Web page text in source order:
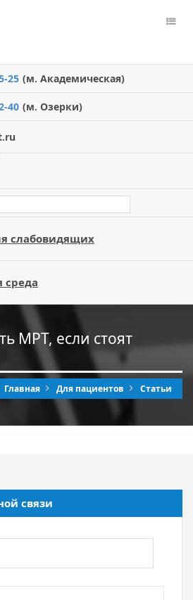
25 (м. Академическая)
40 (м. Озерки)
слабовидящих
среда
МРТ, если стоят
Главная Для пациентов Статьи
связи